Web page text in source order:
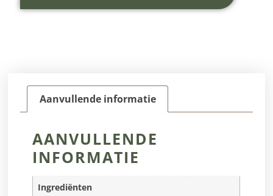
Aanvullende informatie
AANVULLENDE
INFORMATIE
Ingrediënten